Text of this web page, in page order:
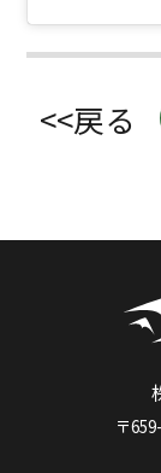
<<戻る
〒